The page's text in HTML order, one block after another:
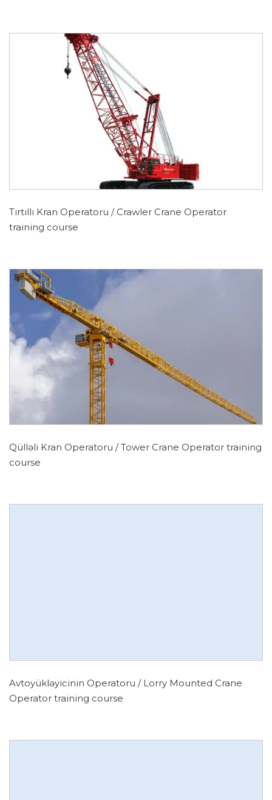
Tırtıllı Kran Operatoru / Crawler Crane Operator
training course
Qülləli Kran Operatoru / Tower Crane Operator training
course
Avtoyükləyicinin Operatoru / Lorry Mounted Crane
Operator training course